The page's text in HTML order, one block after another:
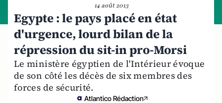
14 août 2013
Egypte : le pays placé en état
d'urgence, lourd bilan de la
répression du sit-in pro-Morsi
Le ministère égyptien de l'Intérieur évoque
de son côté les décès de six membres des
forces de sécurité.
Atlantico Rédaction